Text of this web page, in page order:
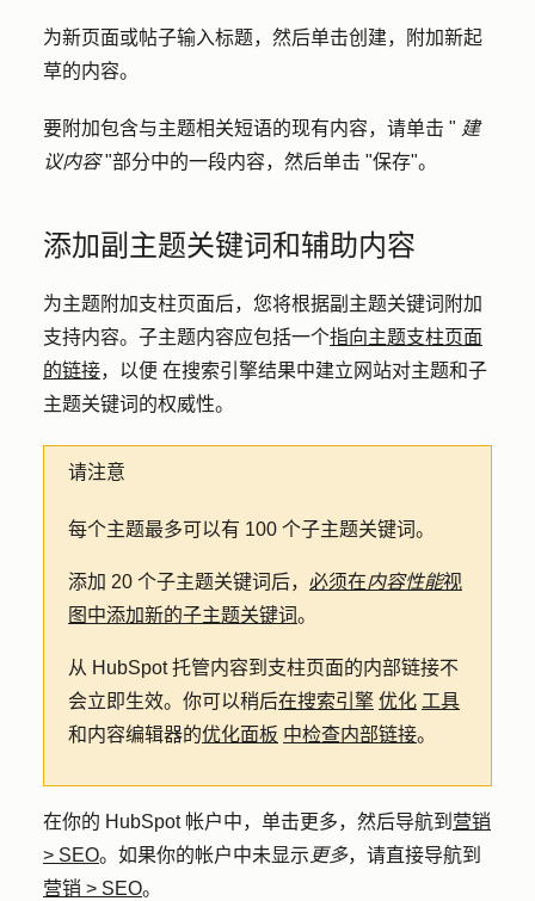
为新页面或帖子输入标题，然后单击创建，附加新起
草的内容。
要附加包含与主题相关短语的现有内容，请单击 " 建
议内容"部分中的一段内容，然后单击 "保存"。
添加副主题关键词和辅助内容
为主题附加支柱页面后，您将根据副主题关键词附加
支持内容。子主题内容应包括一个指向主题支柱页面
的链接，以便 在搜索引擎结果中建立网站对主题和子
主题关键词的权威性。
请注意
每个主题最多可以有 100 个子主题关键词。
添加 20 个子主题关键词后， 必须在内容性能视
图中添加新的子主题关键词。
从 HubSpot 托管内容到支柱页面的内部链接不
会立即生效。你可以稍后在搜索引擎 优化 工具
和内容编辑器的优化面板 中检查内部链接。
在你的 HubSpot 帐户中，单击更多，然后导航到 营销
> SEO。如果你的帐户中未显示 更多，请直接导航到
营销 > SEO。